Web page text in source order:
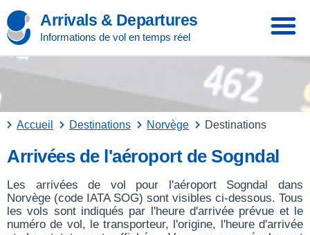
Arrivals & Departures
Informations de vol en temps réel
Accueil Destinations Norvège Destinations
Arrivées de l'aéroport de Sogndal
Les arrivées de vol pour l'aéroport Sogndal dans
Norvège (code IATA SOG) sont visibles ci-dessous. Tous
les vols sont indiqués par l'heure d'arrivée prévue et le
numéro de vol, le transporteur, l'origine, l'heure d'arrivée